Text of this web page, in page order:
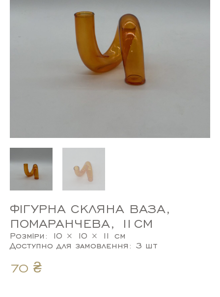
ФІГУРНА СКЛЯНА ВАЗА,
ПОМАРАНЧЕВА, 11СМ
Розміри: 10 × 10 × 11 см
Доступно для замовлення: 3 шт
70 ₴